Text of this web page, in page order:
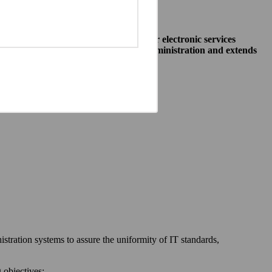
allow public institutions make their electronic services
to different systems of public administration and extends
between:
systems to assure the uniformity of IT standards,